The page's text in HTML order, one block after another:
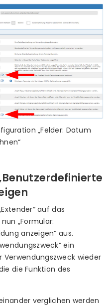
„Felder: Datum
auf das
„Formular:
anzeigen“ aus.
ein
wieder
die Funktion des
verglichen werden